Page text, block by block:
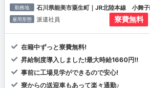
勤務地 石川県能美市粟生町｜JR北陸本線 小舞
雇用形態 派遣社員 寮費無料
在籍中ずっと寮費無料!
昇給制度導入しました!最大時給1660円!!
事前に工場見学ができるので安心!
寮からの送迎車もあって楽々通勤♪